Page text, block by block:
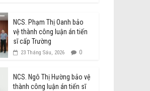
NCS. Phạm Thị Oanh bảo
vệ thành công luận án tiến
sĩ cấp Trường
23 Tháng Sáu, 2026 0
NCS. Ngô Thị Hường bảo vệ
thành công luận án tiến sĩ